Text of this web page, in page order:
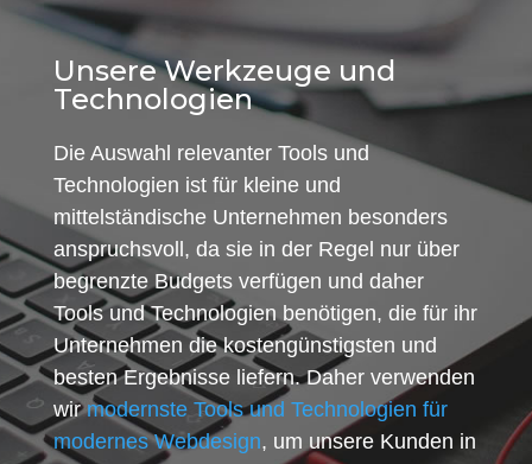
Unsere Werkzeuge und
Technologien
Die Auswahl relevanter Tools und
Technologien ist für kleine und
mittelständische Unternehmen besonders
anspruchsvoll, da sie in der Regel nur über
begrenzte Budgets verfügen und daher
Tools und Technologien benötigen, die für ihr
Unternehmen die kostengünstigsten und
besten Ergebnisse liefern. Daher verwenden
wirmodernste Tools und Technologien für
modernes Webdesign, um unsere Kunden in